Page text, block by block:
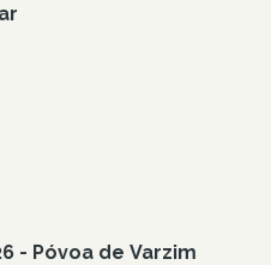
- Póvoa de Varzim